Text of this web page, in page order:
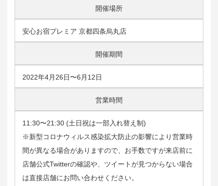
開催場所
安心お宿プレミア 京都四条烏丸店
開催期間
2022年4月26日〜6月12日
営業時間
11:30〜21:30 (土日祝は一部入れ替え制)
※新型コロナウィルス感染拡大防止の影響により営業時
間が異なる場合がありますので、お手数ですが来店前に
店舗公式Twitterの確認や、ツイートが見つからない場合
は直接店舗にお問い合わせください。